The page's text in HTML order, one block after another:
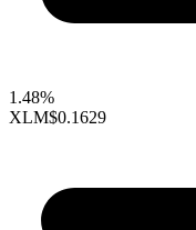
1.48%
XLM$0.1629